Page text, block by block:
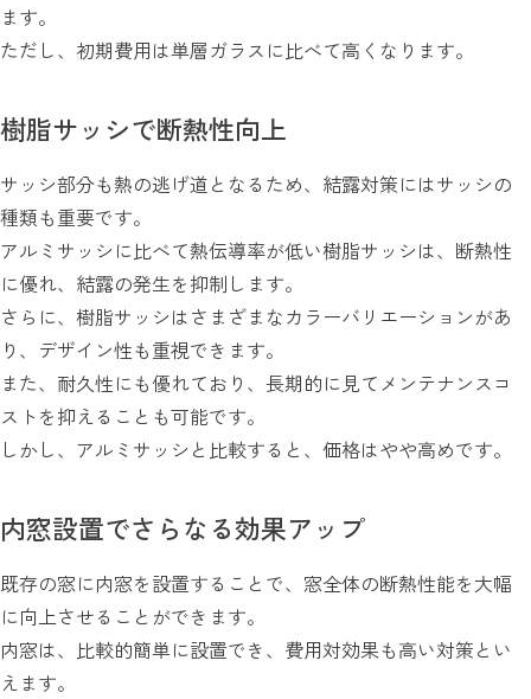
ます。
ただし、初期費用は単層ガラスに比べて高くなります。
樹脂サッシで断熱性向上
サッシ部分も熱の逃げ道となるため、結露対策にはサッシの
種類も重要です。
アルミサッシに比べて熱伝導率が低い樹脂サッシは、断熱性
に優れ、結露の発生を抑制します。
さらに、樹脂サッシはさまざまなカラーバリエーションがあ
り、デザイン性も重視できます。
また、耐久性にも優れており、長期的に見てメンテナンスコ
ストを抑えることも可能です。
しかし、アルミサッシと比較すると、価格はやや高めです。
内窓設置でさらなる効果アップ
既存の窓に内窓を設置することで、窓全体の断熱性能を大幅
に向上させることができます。
内窓は、比較的簡単に設置でき、費用対効果も高い対策とい
えます。